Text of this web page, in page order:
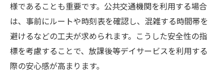
様であることも重要です。公共交通機関を利用する場合
は、事前にルートや時刻表を確認し、混雑する時間帯を
避けるなどの工夫が求められます。こうした安全性の指
標を考慮することで、放課後等デイサービスを利用する
際の安心感が高まります。